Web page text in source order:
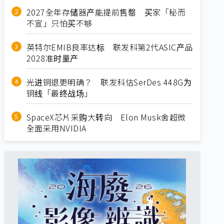
2027全年存储器产能提前售罄 买家「秘而
不宣」只怕买不够
英特尔EMIB良率达标 联发科第2代ASIC产品
2028准时量产
光进铜退更明确？ 联发科估SerDes 448G为
铜线「最终战场」
SpaceX芯片采购大转向 Elon Musk舍超微
全面采用NVIDIA